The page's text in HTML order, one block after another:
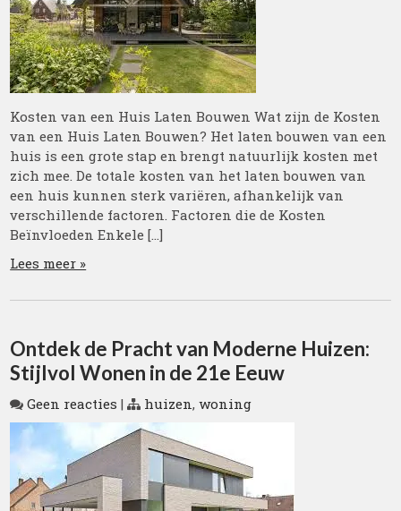
Kosten van een Huis Laten Bouwen Wat zijn de Kosten
van een Huis Laten Bouwen? Het laten bouwen van een
huis is een grote stap en brengt natuurlijk kosten met
zich mee. De totale kosten van het laten bouwen van
een huis kunnen sterk variëren, afhankelijk van
verschillende factoren. Factoren die de Kosten
Beïnvloeden Enkele […]
Lees meer »
Ontdek de Pracht van Moderne Huizen:
Stijlvol Wonen in de 21e Eeuw
Geen reacties | huizen,woning